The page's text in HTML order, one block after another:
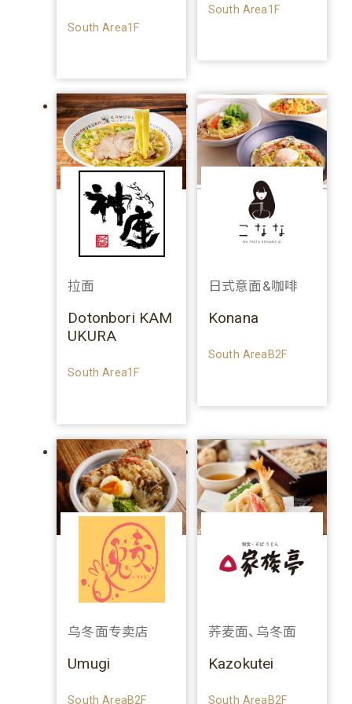
South Area1F
South Area1F
拉面
Dotonbori KAM
UKURA
South Area1F
日式意面&咖啡
Konana
South AreaB2F
乌冬面专卖店
Umugi
South AreaB2F
荞麦面、乌冬面
Kazokutei
South AreaB2F